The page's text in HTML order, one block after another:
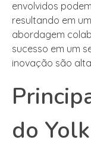
envolvidos
resultando em
abordagem
sucesso em um
inovação são
do Yolk